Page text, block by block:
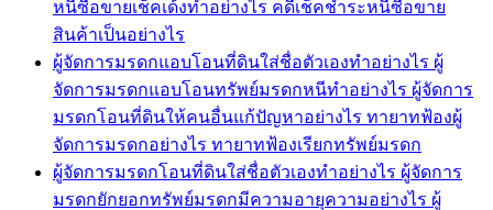
หนี้ซื้อขายเช็คเด้งทำอย่างไร คดีเช็คชำระหนี้ซื้อขาย
สินค้าเป็นอย่างไร
ผู้จัดการมรดกแอบโอนที่ดินใส่ชื่อตัวเองทำอย่างไร ผู้
จัดการมรดกแอบโอนทรัพย์มรดกหนีทำอย่างไร ผู้จัดการ
มรดกโอนที่ดินให้คนอื่นแก้ปัญหาอย่างไร ทายาทฟ้องผู้
จัดการมรดกอย่างไร ทายาทฟ้องเรียกทรัพย์มรดก
ผู้จัดการมรดกโอนที่ดินใส่ชื่อตัวเองทำอย่างไร ผู้จัดการ
มรดกยักยอกทรัพย์มรดกมีความอายุความอย่างไร ผู้